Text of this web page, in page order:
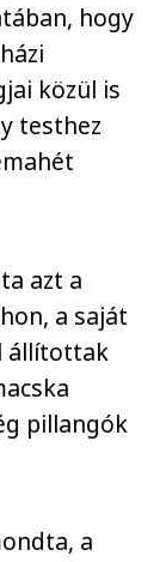
hogy
közül is
testhez
azt a
a saját
állítottak
pillangók
a